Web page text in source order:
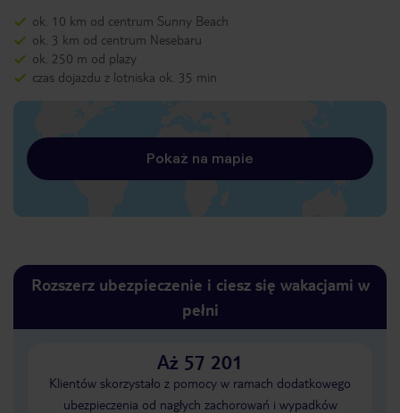
ok. 10 km od centrum Sunny Beach
ok. 3 km od centrum Nesebaru
ok. 250 m od plaży
czas dojazdu z lotniska ok. 35 min
Pokaż na mapie
Rozszerz ubezpieczenie i ciesz się wakacjami w
pełni
Aż 57 201
Klientów skorzystało z pomocy w ramach dodatkowego
ubezpieczenia od nagłych zachorowań i wypadków